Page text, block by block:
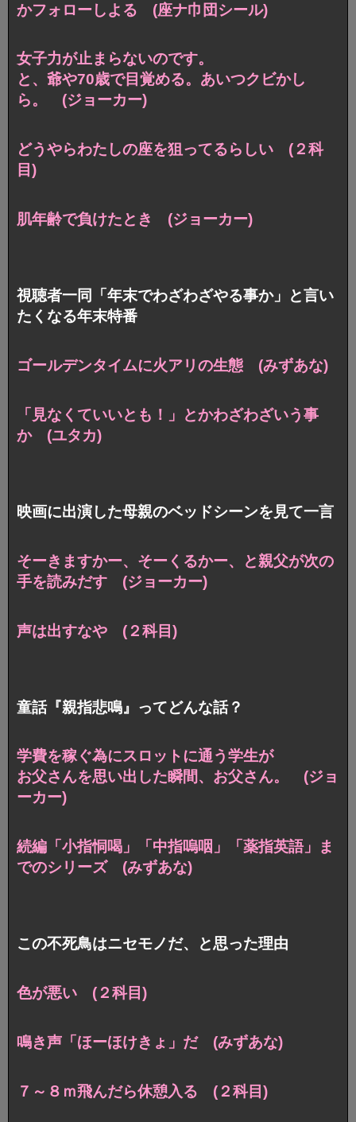
かフォローしよる (座ナ巾団シール)
女子力が止まらないのです。
と、爺や70歳で目覚める。あいつクビかし
ら。 (ジョーカー)
どうやらわたしの座を狙ってるらしい (２科
目)
肌年齢で負けたとき (ジョーカー)
視聴者一同「年末でわざわざやる事か」と言い
たくなる年末特番
ゴールデンタイムに火アリの生態 (みずあな)
「見なくていいとも！」とかわざわざいう事
か (ユタカ)
映画に出演した母親のベッドシーンを見て一言
そーきますかー、そーくるかー、と親父が次の
手を読みだす (ジョーカー)
声は出すなや (２科目)
童話『親指悲鳴』ってどんな話？
学費を稼ぐ為にスロットに通う学生が
お父さんを思い出した瞬間、お父さん。 (ジョ
ーカー)
続編「小指恫喝」「中指嗚咽」「薬指英語」ま
でのシリーズ (みずあな)
この不死鳥はニセモノだ、と思った理由
色が悪い (２科目)
鳴き声「ほーほけきょ」だ (みずあな)
７～８ｍ飛んだら休憩入る (２科目)